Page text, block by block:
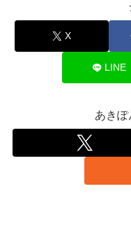
X
LINE
あきぽ